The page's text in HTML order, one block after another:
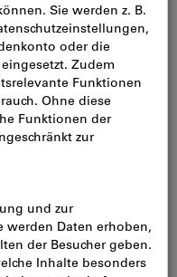
oderWerkhof.
auch in unserem
an Bauwerkzeugen
Filialen in der
die Produkte
und halten den
stand.